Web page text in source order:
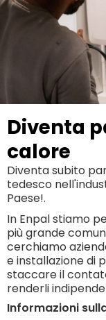
Diventa
calore
Diventa subito
tedesco
Paese!.
In Enpal stiamo
più grande
cerchiamo
e installazione di
staccare il
renderli
Informazioni